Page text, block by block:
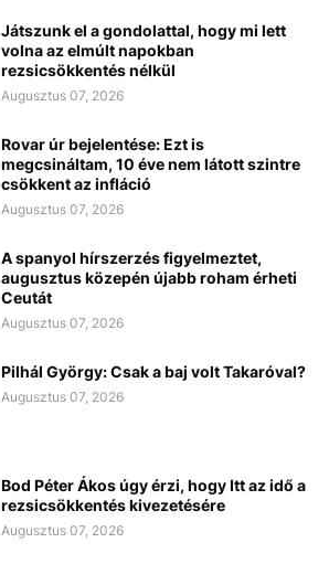
Játszunk el a gondolattal, hogy mi lett
volna az elmúlt napokban
rezsicsökkentés nélkül
Augusztus 07, 2026
Rovar úr bejelentése: Ezt is
megcsináltam, 10 éve nem látott szintre
csökkent az infláció
Augusztus 07, 2026
A spanyol hírszerzés figyelmeztet,
augusztus közepén újabb roham érheti
Ceutát
Augusztus 07, 2026
Pilhál György: Csak a baj volt Takaróval?
Augusztus 07, 2026
Bod Péter Ákos úgy érzi, hogy Itt az idő a
rezsicsökkentés kivezetésére
Augusztus 07, 2026